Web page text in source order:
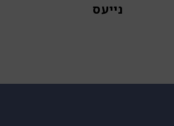
נייעס